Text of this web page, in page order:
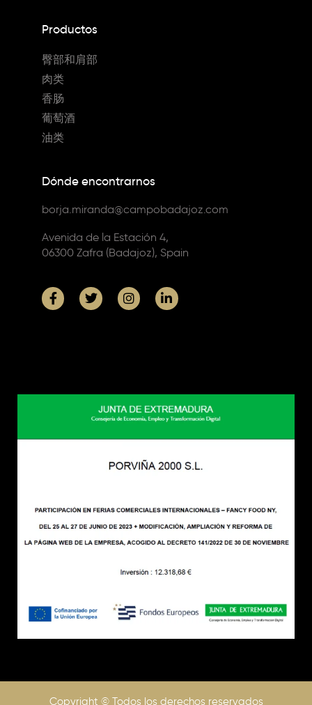
Productos
臀部和肩部
肉类
香肠
葡萄酒
油类
Dónde encontrarnos
borja.miranda@campobadajoz.com
Avenida de la Estación 4,
06300 Zafra (Badajoz), Spain
Copyright © Todos los derechos reservados